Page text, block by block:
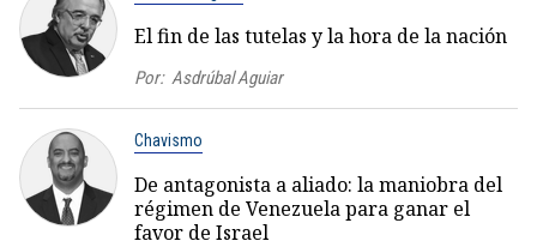
El fin de las tutelas y la hora de la nación
Por: Asdrúbal Aguiar
Chavismo
De antagonista a aliado: la maniobra del
régimen de Venezuela para ganar el
favor de Israel